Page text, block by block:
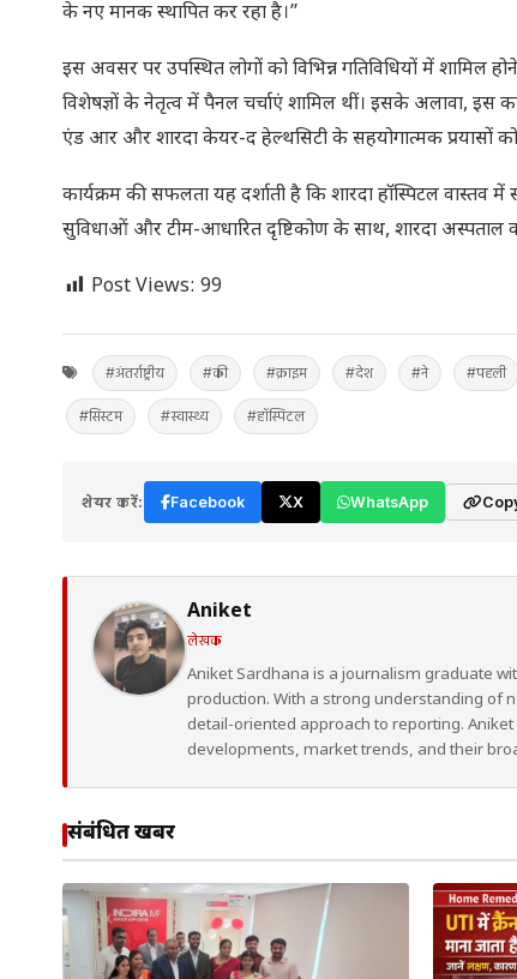
के नए मानक स्थापित कर रहा है।”
इस अवसर पर उपस्थित लोगों को विभिन्न गतिविधियों में शामिल
विशेषज्ञों के नेतृत्व में पैनल चर्चाएं शामिल थीं। इसके अलावा, इस
एंड आर और शारदा केयर-द हेल्थसिटी के सहयोगात्मक प्रयासों को
कार्यक्रम की सफलता यह दर्शाती है कि शारदा हॉस्पिटल वास्तव
सुविधाओं और टीम-आधारित दृष्टिकोण के साथ, शारदा अस्पताल
Post Views: 99
#अंतर्राष्ट्रीय #की #क्राइम #देश #ने #पहली
#सिस्टम #स्वास्थ्य #हॉस्पिटल
शेयर करें: Facebook X WhatsApp
Aniket
लेखक
Aniket Sardhana is a journalism graduate
production. With a strong understanding of
detail-oriented approach to reporting.
developments, market trends, and their
संबंधित खबरें